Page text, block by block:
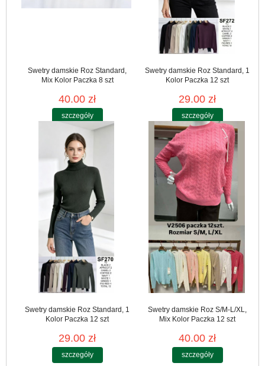
Swetry damskie Roz Standard,
Mix Kolor Paczka 8 szt
40.00 zł
szczegóły
Swetry damskie Roz Standard, 1
Kolor Paczka 12 szt
29.00 zł
szczegóły
Swetry damskie Roz Standard, 1
Kolor Paczka 12 szt
29.00 zł
szczegóły
Swetry damskie Roz S/M-L/XL,
Mix Kolor Paczka 12 szt
40.00 zł
szczegóły